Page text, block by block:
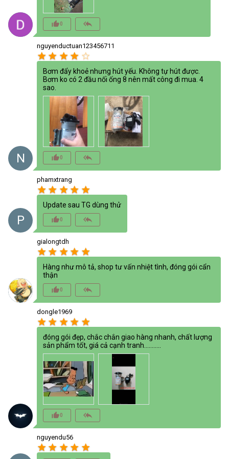
thumb_up_alt0 reply_all
N
nguyenductuan123456711
star star star star star_border
Bơm đẩy khoẻ nhưng hút yếu. Không tự hút được.
Bơm ko có 2 đầu nối ống 8 nên mất công đi mua. 4
sao.
thumb_up_alt0 reply_all
P
phamxtrang
star star star star star
Update sau TG dùng thử
thumb_up_alt0 reply_all
gialongtdh
star star star star star
Hàng như mô tả, shop tư vấn nhiệt tình, đóng gói cẩn
thận
thumb_up_alt0 reply_all
dongle1969
star star star star star
đóng gói đẹp, chắc chắn giao hàng nhanh, chất lượng
sản phẩm tốt, giá cả cạnh tranh...........
thumb_up_alt0 reply_all
nguyendu56
star star star star star